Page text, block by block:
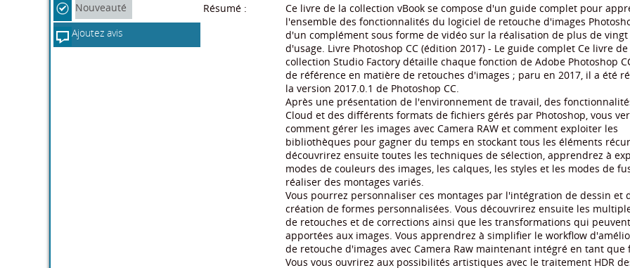
Nouveauté
Ajoutez avis
Résumé :
Ce livre de la collection vBook se compose d'un guide complet pour
l'ensemble des fonctionnalités du logiciel de retouche d'images
d'un complément sous forme de vidéo sur la réalisation de plus de vingt
d'usage. Livre Photoshop CC (édition 2017) - Le guide complet Ce livre de
collection Studio Factory détaille chaque fonction de Adobe Photoshop
de référence en matière de retouches d'images ; paru en 2017, il a été
la version 2017.0.1 de Photoshop CC.
Après une présentation de l'environnement de travail, des
Cloud et des différents formats de fichiers gérés par Photoshop, vous
comment gérer les images avec Camera RAW et comment exploiter les
bibliothèques pour gagner du temps en stockant tous les éléments
découvrirez ensuite toutes les techniques de sélection, apprendrez à
modes de couleurs des images, les calques, les styles et les modes de
réaliser des montages variés.
Vous pourrez personnaliser ces montages par l'intégration de dessin et
création de formes personnalisées. Vous découvrirez ensuite les
de retouches et de corrections ainsi que les transformations qui
apportées aux images. Vous apprendrez à simplifier le workflow
de retouche d'images avec Camera Raw maintenant intégré en tant que
Vous vous ouvrirez aux possibilités artistiques avec le traitement HDR